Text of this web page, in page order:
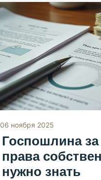
агротуризма. Вы
попадают под
требования
размещения
оформить перевод,
штрафов и судебных
надзорными
06 ноября 2025
Госпошлина
права
нужно знать